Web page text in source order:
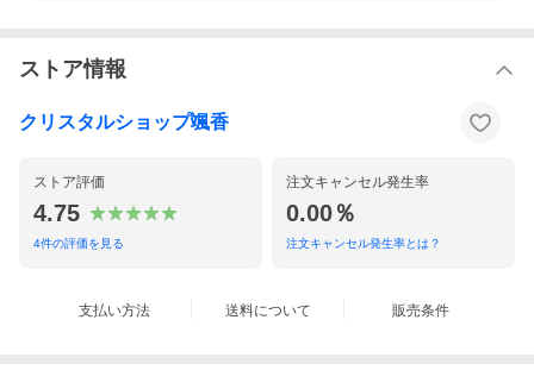
ストア情報
クリスタルショップ颯香
ストア評価
4.75
4件の評価を見る
注文キャンセル発生率
0.00％
注文キャンセル発生率とは？
支払い方法 送料について 販売条件